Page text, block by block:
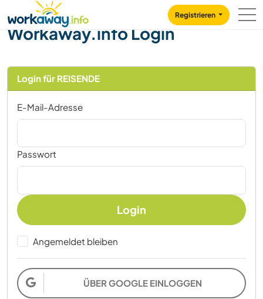
CONTENT
MAIN NAVIGATION
Registrieren
Workaway.info Login
Login für REISENDE
E-Mail-Adresse
Passwort
Login
Angemeldet bleiben
ÜBER GOOGLE EINLOGGEN